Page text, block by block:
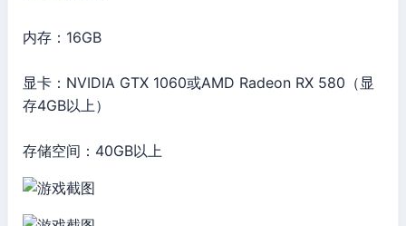
内存：16GB
显卡：NVIDIA GTX 1060或AMD Radeon RX 580（显
存4GB以上）
存储空间：40GB以上